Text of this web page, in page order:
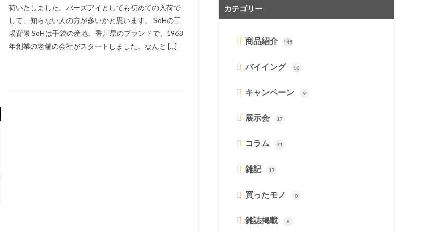
荷いたしました。バーズアイとしても初めての入荷で
して、知らない人の方が多いかと思います。 SoHの工
場背景 SoHは手袋の産地、香川県のブランドで、1963
年創業の老舗の会社がスタートしました。なんと […]
カテゴリー
商品紹介 145
バイイング 16
キャンペーン 9
展示会 17
コラム 71
雑記 17
買ったモノ 8
雑誌掲載 6